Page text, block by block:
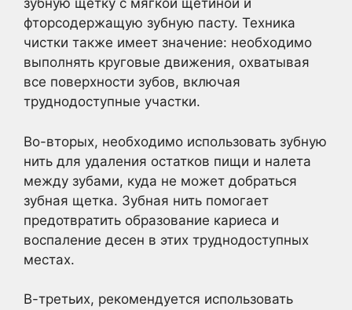
зубную щетку с мягкой щетиной и
фторсодержащую зубную пасту. Техника
чистки также имеет значение: необходимо
выполнять круговые движения, охватывая
все поверхности зубов, включая
труднодоступные участки.
Во-вторых, необходимо использовать зубную
нить для удаления остатков пищи и налета
между зубами, куда не может добраться
зубная щетка. Зубная нить помогает
предотвратить образование кариеса и
воспаление десен в этих труднодоступных
местах.
В-третьих, рекомендуется использовать